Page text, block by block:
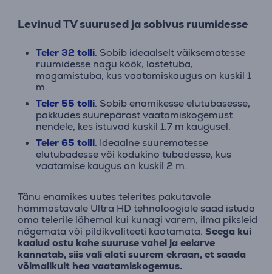
Levinud TV suurused ja sobivus ruumidesse
Teler 32 tolli. Sobib ideaalselt väiksematesse
ruumidesse nagu köök, lastetuba,
magamistuba, kus vaatamiskaugus on kuskil 1
m.
Teler 55 tolli. Sobib enamikesse elutubasesse,
pakkudes suurepärast vaatamiskogemust
nendele, kes istuvad kuskil 1.7 m kaugusel.
Teler 65 tolli. Ideaalne suurematesse
elutubadesse või kodukino tubadesse, kus
vaatamise kaugus on kuskil 2 m.
Tänu enamikes uutes telerites pakutavale
hämmastavale Ultra HD tehnoloogiale saad istuda
oma telerile lähemal kui kunagi varem, ilma piksleid
nägemata või pildikvaliteeti kaotamata. Seega kui
kaalud ostu kahe suuruse vahel ja eelarve
kannatab, siis vali alati suurem ekraan, et saada
võimalikult hea vaatamiskogemus.